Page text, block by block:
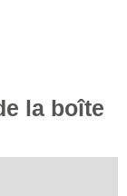
la boîte